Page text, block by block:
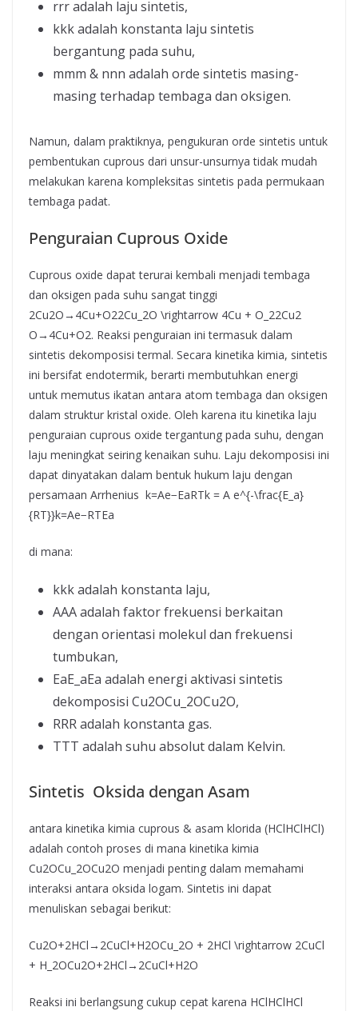
rrr adalah laju sintetis,
kkk adalah konstanta laju sintetis
bergantung pada suhu,
mmm & nnn adalah orde sintetis masing-
masing terhadap tembaga dan oksigen.
Namun, dalam praktiknya, pengukuran orde sintetis untuk
pembentukan cuprous dari unsur-unsurnya tidak mudah
melakukan karena kompleksitas sintetis pada permukaan
tembaga padat.
Penguraian Cuprous Oxide
Cuprous oxide dapat terurai kembali menjadi tembaga
dan oksigen pada suhu sangat tinggi
2Cu2O→4Cu+O22Cu_2O \rightarrow 4Cu + O_22Cu2​
O→4Cu+O2​. Reaksi penguraian ini termasuk dalam
sintetis dekomposisi termal. Secara kinetika kimia, sintetis
ini bersifat endotermik, berarti membutuhkan energi
untuk memutus ikatan antara atom tembaga dan oksigen
dalam struktur kristal oxide. Oleh karena itu kinetika laju
penguraian cuprous oxide tergantung pada suhu, dengan
laju meningkat seiring kenaikan suhu. Laju dekomposisi ini
dapat dinyatakan dalam bentuk hukum laju dengan
persamaan Arrhenius k=Ae−EaRTk = A e^{-\frac{E_a}
{RT}}k=Ae−RTEa​​
di mana:
kkk adalah konstanta laju,
AAA adalah faktor frekuensi berkaitan
dengan orientasi molekul dan frekuensi
tumbukan,
EaE_aEa​ adalah energi aktivasi sintetis
dekomposisi Cu2OCu_2OCu2​O,
RRR adalah konstanta gas.
TTT adalah suhu absolut dalam Kelvin.
Sintetis Oksida dengan Asam
antara kinetika kimia cuprous & asam klorida (HClHClHCl)
adalah contoh proses di mana kinetika kimia
Cu2OCu_2OCu2​O menjadi penting dalam memahami
interaksi antara oksida logam. Sintetis ini dapat
menuliskan sebagai berikut:
Cu2O+2HCl→2CuCl+H2OCu_2O + 2HCl \rightarrow 2CuCl
+ H_2OCu2​O+2HCl→2CuCl+H2​O
Reaksi ini berlangsung cukup cepat karena HClHClHCl